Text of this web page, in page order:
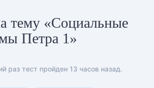
тему «Социальные
Петра 1»
раз тест пройден 13 часов назад.